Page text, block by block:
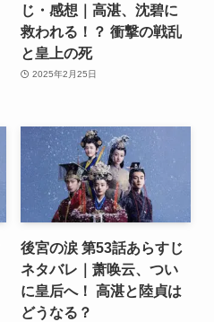
じ・感想｜高湛、沈碧に
救われる！？ 衝撃の戦乱
と皇上の死
2025年2月25日
後宮の涙 第53話あらすじ
ネタバレ｜萧唤云、つい
に皇后へ！ 高湛と陸貞は
どうなる？